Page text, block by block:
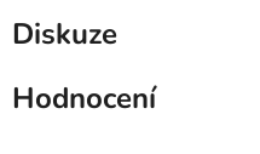
Diskuze
Hodnocení